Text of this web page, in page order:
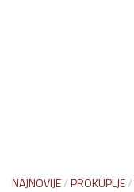
NAJNOVIJE/PROKUPLJE/